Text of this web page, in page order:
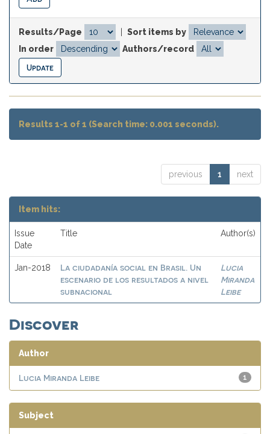
Results/Page
Sort items by
In order
Authors/record
Results 1-1 of 1 (Search time: 0.001 seconds).
previous 1 next
Item hits:
Issue
Date
Title Author(s)
Jan-2018
La ciudadanía social en Brasil. Un
escenario de los resultados a nivel
subnacional
Lucia
Miranda
Leibe
Discover
Author
1
Lucia Miranda Leibe
Subject